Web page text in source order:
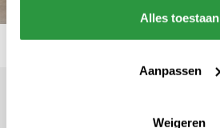
Alles toestaan
Aanpassen
Weigeren
27 juli 2022